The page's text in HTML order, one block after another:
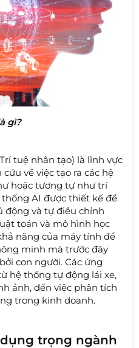
gì?
tuệ nhân tạo) là lĩnh vực
về việc tạo ra các hệ
hoặc tương tự như trí
AI được thiết kế để
động và tự điều chỉnh
toán và mô hình học
năng của máy tính để
minh mà trước đây
con người. Các ứng
hệ thống tự động lái xe,
ảnh, đến việc phân tích
trong kinh doanh.
trọng ngành